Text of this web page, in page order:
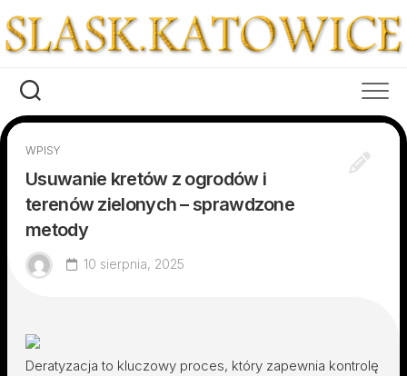
to
content
WPISY
Usuwanie kretów z ogrodów i
terenów zielonych – sprawdzone
metody
10 sierpnia, 2025
Deratyzacja to kluczowy proces, który zapewnia kontrolę